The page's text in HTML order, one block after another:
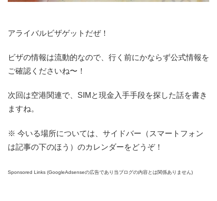
アライバルビザゲットだぜ！
ビザの情報は流動的なので、行く前にかならず公式情報を
ご確認くださいね〜！
次回は空港関連で、SIMと現金入手手段を探した話を書き
ますね。
※ 今いる場所については、サイドバー（スマートフォン
は記事の下のほう）のカレンダーをどうぞ！
Sponsored Links (GoogleAdsenseの広告であり当ブログの内容とは関係ありません)